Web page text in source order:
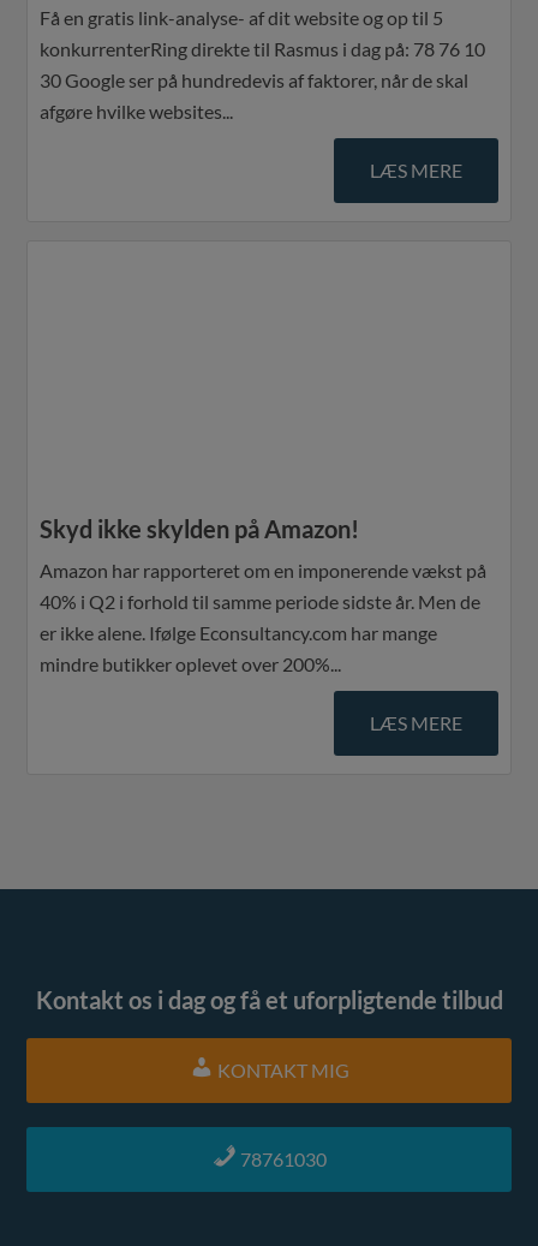
Få en gratis link-analyse- af dit website og op til 5
konkurrenterRing direkte til Rasmus i dag på: 78 76 10
30 Google ser på hundredevis af faktorer, når de skal
afgøre hvilke websites...
LÆS MERE
Skyd ikke skylden på Amazon!
Amazon har rapporteret om en imponerende vækst på
40% i Q2 i forhold til samme periode sidste år. Men de
er ikke alene. Ifølge Econsultancy.com har mange
mindre butikker oplevet over 200%...
LÆS MERE
Kontakt os i dag og få et uforpligtende tilbud
KONTAKT MIG
78761030